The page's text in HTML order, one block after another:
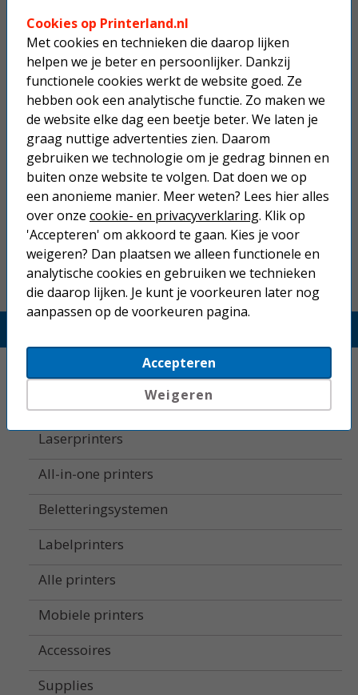
Let op
De betaling van een bestelling die dit product bevat gaat in overleg
Dit product mag maximaal 1 keer besteld worden.
Op werkdagen voor 22:30 uur besteld, morgen in huis.
Superscherpe prijzen!
Niet goed geld terug.
Gratis verzending boven € 25,-
Betaal binnen 14 dagen na aankoop
Laserprinters
All-in-one printers
Beletteringsystemen
Labelprinters
Alle printers
Mobiele printers
Accessoires
Supplies
Cookies op Printerland.nl
Met cookies en technieken die daarop lijken
helpen we je beter en persoonlijker. Dankzij
functionele cookies werkt de website goed. Ze
hebben ook een analytische functie. Zo maken we
de website elke dag een beetje beter. We laten je
graag nuttige advertenties zien. Daarom
gebruiken we technologie om je gedrag binnen en
buiten onze website te volgen. Dat doen we op
een anonieme manier. Meer weten? Lees hier alles
over onze cookie- en privacyverklaring. Klik op
'Accepteren' om akkoord te gaan. Kies je voor
weigeren? Dan plaatsen we alleen functionele en
analytische cookies en gebruiken we technieken
die daarop lijken. Je kunt je voorkeuren later nog
aanpassen op de voorkeuren pagina.
Accepteren
Weigeren